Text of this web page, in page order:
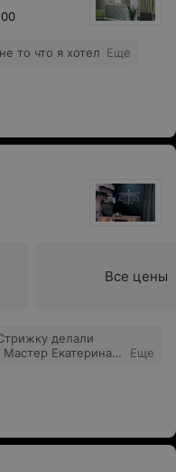
то что я хотел Еще
Все цены
делали
Екатерина
Еще